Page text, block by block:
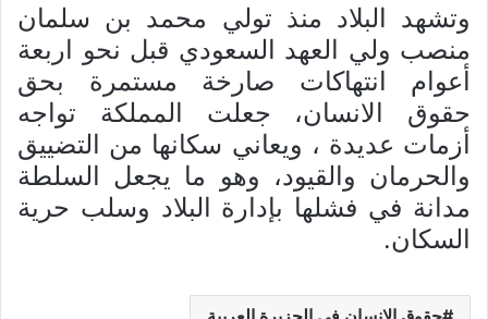
وتشهد البلاد منذ تولي محمد بن سلمان
منصب ولي العهد السعودي قبل نحو اربعة
أعوام انتهاكات صارخة مستمرة بحق
حقوق الانسان، جعلت المملكة تواجه
أزمات عديدة ، ويعاني سكانها من التضييق
والحرمان والقيود، وهو ما يجعل السلطة
مدانة في فشلها بإدارة البلاد وسلب حرية
السكان.